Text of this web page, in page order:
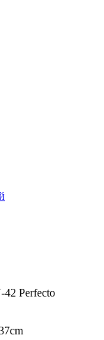
42 Perfecto